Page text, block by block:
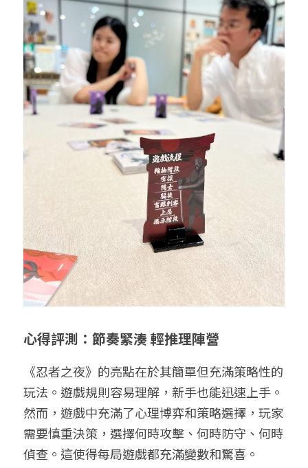
心得評測：節奏緊湊 輕推理陣營
《忍者之夜》的亮點在於其簡單但充滿策略性的
玩法。遊戲規則容易理解，新手也能迅速上手。
然而，遊戲中充滿了心理博弈和策略選擇，玩家
需要慎重決策，選擇何時攻擊、何時防守、何時
偵查。這使得每局遊戲都充滿變數和驚喜。